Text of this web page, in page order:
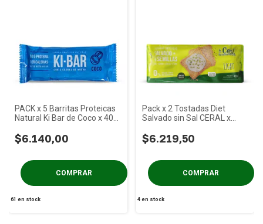
PACK x 5 Barritas Proteicas
Natural Ki Bar de Coco x 40
$6.140,00
61 en stock
Pack x 2 Tostadas Diet
Salvado sin Sal CERAL x
$6.219,50
4 en stock